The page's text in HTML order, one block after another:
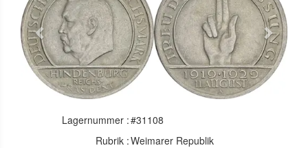
Previous Next
Lagernummer :#31108
Rubrik :Weimarer Republik